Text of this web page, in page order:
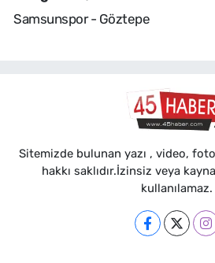
Samsunspor - Göztepe
Sitemizde bulunan yazı , video,
hakkı saklıdır.İzinsiz veya
kullanılamaz.